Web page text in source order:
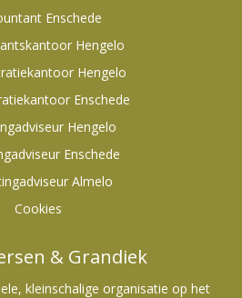
Enschede
Hengelo
Hengelo
Enschede
Hengelo
Enschede
Almelo
Cookies
& Grandiek
kleinschalige organisatie op het